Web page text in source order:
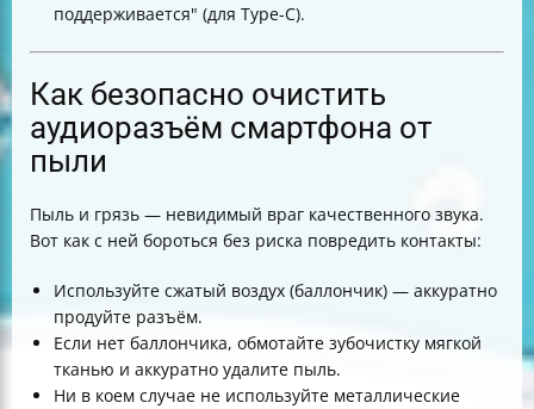
поддерживается" (для Type-C).
Как безопасно очистить
аудиоразъём смартфона от
пыли
Пыль и грязь — невидимый враг качественного звука.
Вот как с ней бороться без риска повредить контакты:
Используйте сжатый воздух (баллончик) — аккуратно
продуйте разъём.
Если нет баллончика, обмотайте зубочистку мягкой
тканью и аккуратно удалите пыль.
Ни в коем случае не используйте металлические